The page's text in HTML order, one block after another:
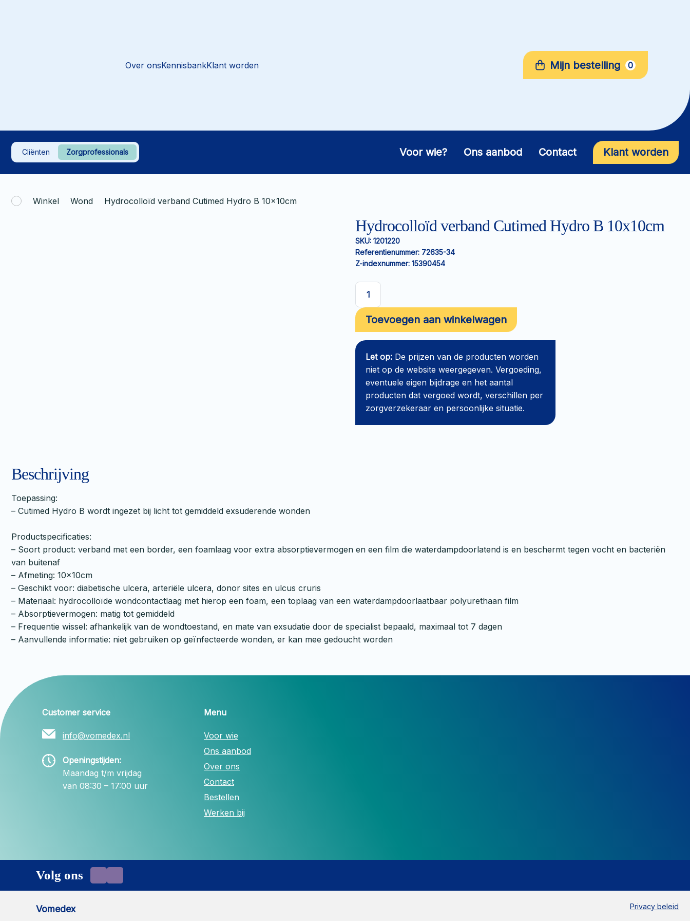
Over onsKennisbankKlant worden Mijn bestelling 0
Cliënten Zorgprofessionals Voor wie? Ons aanbod Contact Klant worden
Winkel Wond Hydrocolloïd verband Cutimed Hydro B 10x10cm
Hydrocolloïd verband Cutimed Hydro B 10x10cm
SKU: 1201220
Referentienummer: 72635-34
Z-indexnummer: 15390454
Hydrocolloïd
verband
Cutimed
Hydro
B
10x10cm
Toevoegen aan winkelwagen
Let op: De prijzen van de producten worden
niet op de website weergegeven. Vergoeding,
eventuele eigen bijdrage en het aantal
producten dat vergoed wordt, verschillen per
zorgverzekeraar en persoonlijke situatie.
Beschrijving
Toepassing:
– Cutimed Hydro B wordt ingezet bij licht tot gemiddeld exsuderende wonden
Productspecificaties:
– Soort product: verband met een border, een foamlaag voor extra absorptievermogen en een film die waterdampdoorlatend is en beschermt tegen vocht en bacteriën
van buitenaf
– Afmeting: 10x10cm
– Geschikt voor: diabetische ulcera, arteriële ulcera, donor sites en ulcus cruris
– Materiaal: hydrocolloïde wondcontactlaag met hierop een foam, een toplaag van een waterdampdoorlaatbaar polyurethaan film
– Absorptievermogen: matig tot gemiddeld
– Frequentie wissel: afhankelijk van de wondtoestand, en mate van exsudatie door de specialist bepaald, maximaal tot 7 dagen
– Aanvullende informatie: niet gebruiken op geïnfecteerde wonden, er kan mee gedoucht worden
Customer service
info@vomedex.nl
Openingstijden:
Maandag t/m vrijdag
van 08:30 – 17:00 uur
Menu
Voor wie
Ons aanbod
Over ons
Contact
Bestellen
Werken bij
Volg ons
Vomedex Privacy beleid